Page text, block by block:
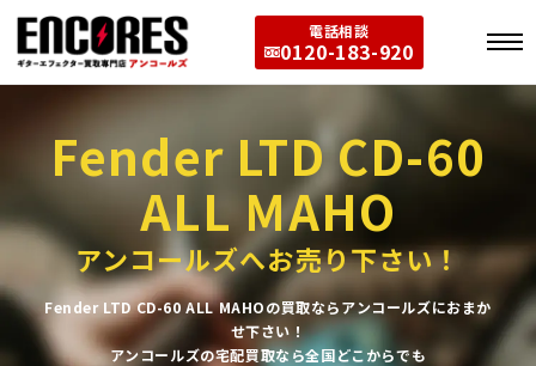
電話相談
0120-183-920
Fender LTD CD-60
ALL MAHO
アンコールズへお売り下さい！
Fender LTD CD-60 ALL MAHOの買取ならアンコールズにおまか
せ下さい！
アンコールズの宅配買取なら全国どこからでも